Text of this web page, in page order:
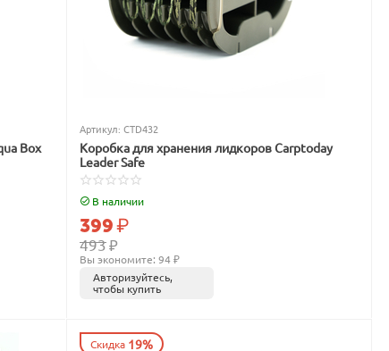
Box
Артикул: CTD432
Коробка для хранения лидкоров Carptoday
Leader Safe
В наличии
493₽
399₽
Вы экономите: 94 ₽
Авторизуйтесь,
чтобы купить
Скидка 19%